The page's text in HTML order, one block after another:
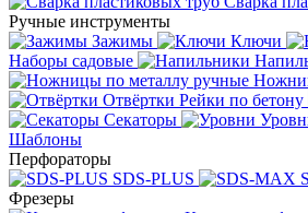
Ручные инструменты
Зажимы
Ключи
Наборы садовые
Отвёртки Рейки по бетону
Секаторы
Шаблоны
Перфораторы
SDS-PLUS
Фрезеры